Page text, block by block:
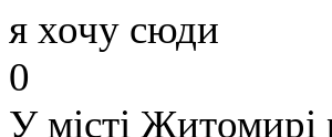
я хочу сюди
0
У місті